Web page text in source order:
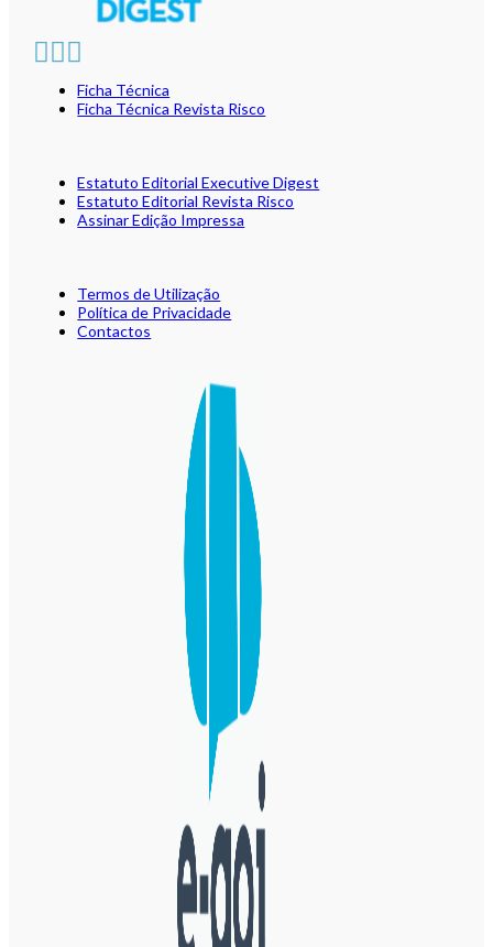
Ficha Técnica
Ficha Técnica Revista Risco
Estatuto Editorial Executive Digest
Estatuto Editorial Revista Risco
Assinar Edição Impressa
Termos de Utilização
Política de Privacidade
Contactos